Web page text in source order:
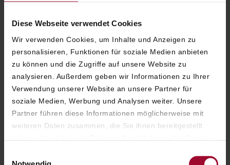
Diese Webseite verwendet Cookies
Wir verwenden Cookies, um Inhalte und Anzeigen zu
personalisieren, Funktionen für soziale Medien anbieten
zu können und die Zugriffe auf unsere Website zu
analysieren. Außerdem geben wir Informationen zu Ihrer
Verwendung unserer Website an unsere Partner für
soziale Medien, Werbung und Analysen weiter. Unsere
Partner führen diese Informationen möglicherweise mit
weiteren Daten zusammen, die Sie ihnen bereitgestellt
unsererDatenschutzerklärung
DIE SCHÖNSTEN
VERANSTALTUNGEN IN
SALZBURG
ERFAHREN SIE MEHR